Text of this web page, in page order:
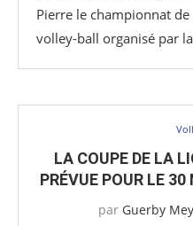
Pierre le championnat
volley-ball organisé par
LA COUPE DE LA
PRÉVUE POUR LE
par Guerby